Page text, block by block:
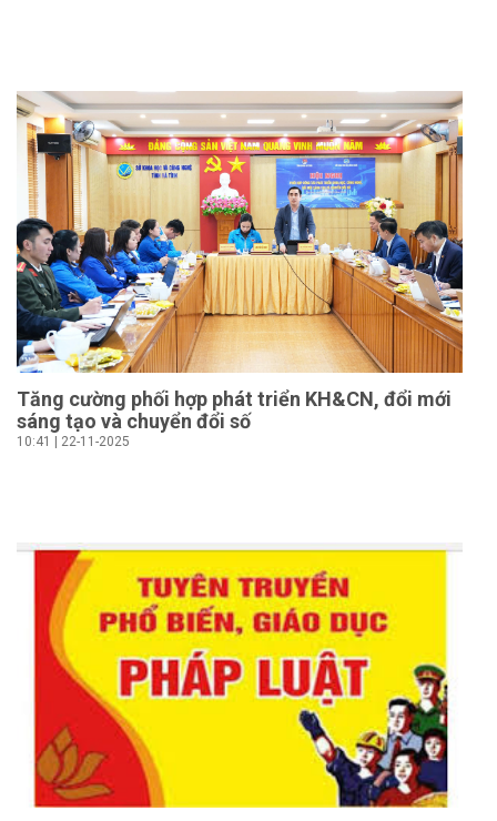
Tăng cường phối hợp phát triển KH&CN, đổi mới
sáng tạo và chuyển đổi số
10:41 | 22-11-2025